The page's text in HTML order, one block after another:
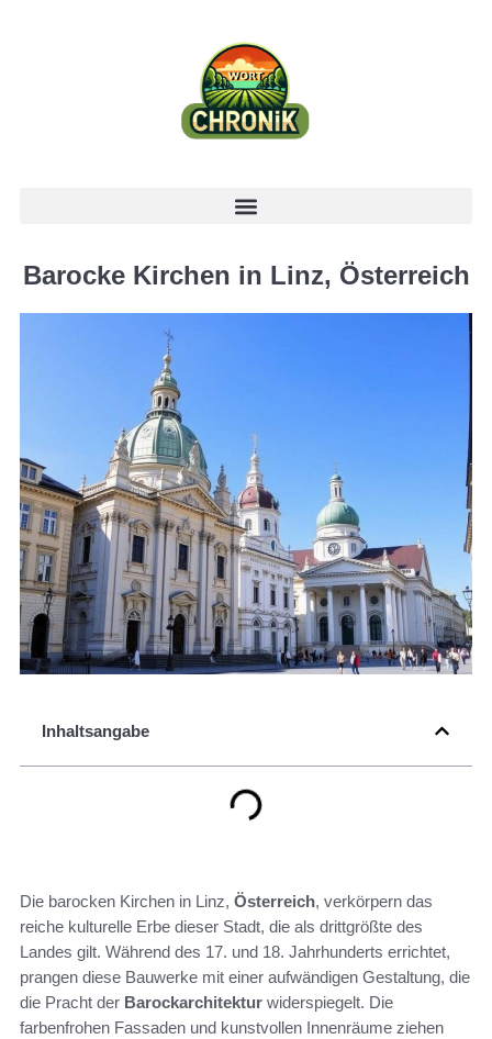
Barocke Kirchen in Linz, Österreich
Inhaltsangabe
Die barocken Kirchen in Linz, Österreich, verkörpern das
reiche kulturelle Erbe dieser Stadt, die als drittgrößte des
Landes gilt. Während des 17. und 18. Jahrhunderts errichtet,
prangen diese Bauwerke mit einer aufwändigen Gestaltung, die
die Pracht der Barockarchitektur widerspiegelt. Die
farbenfrohen Fassaden und kunstvollen Innenräume ziehen